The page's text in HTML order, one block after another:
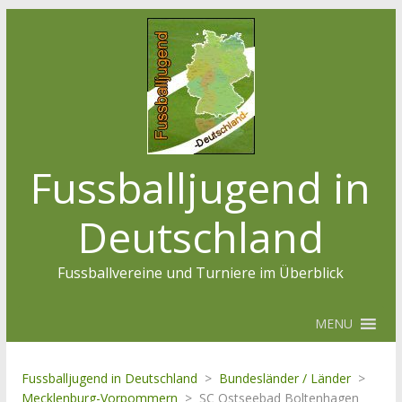
Fussballjugend in
Deutschland
Fussballvereine und Turniere im Überblick
MENU
Fussballjugend in Deutschland > Bundesländer / Länder >
Mecklenburg-Vorpommern > SC Ostseebad Boltenhagen